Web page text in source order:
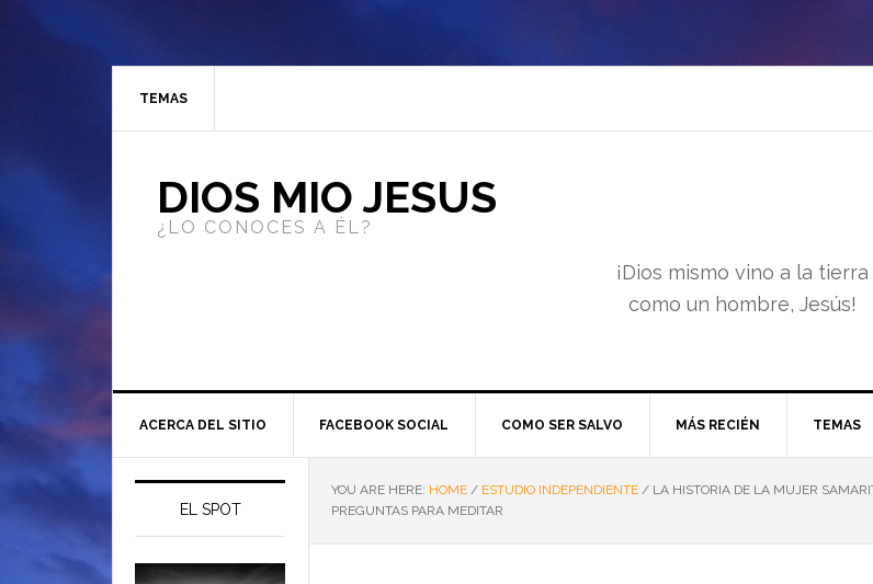
TEMAS
DIOS MIO JESUS
¿LO CONOCES A ÉL?
¡Dios mismo vino a la tierra
como un hombre, Jesús!
ACERCA DEL SITIO FACEBOOK SOCIAL COMO SER SALVO MÁS RECIÉN TEMAS
YOU ARE HERE: HOME / ESTUDIO INDEPENDIENTE / LA HISTORIA DE LA MUJER
PREGUNTAS PARA MEDITAR
EL SPOT